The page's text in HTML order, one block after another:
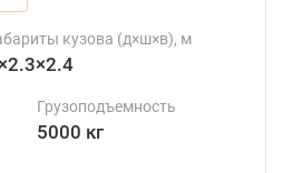
кузова (д×ш×в), м
Грузоподъемность
5000 кг